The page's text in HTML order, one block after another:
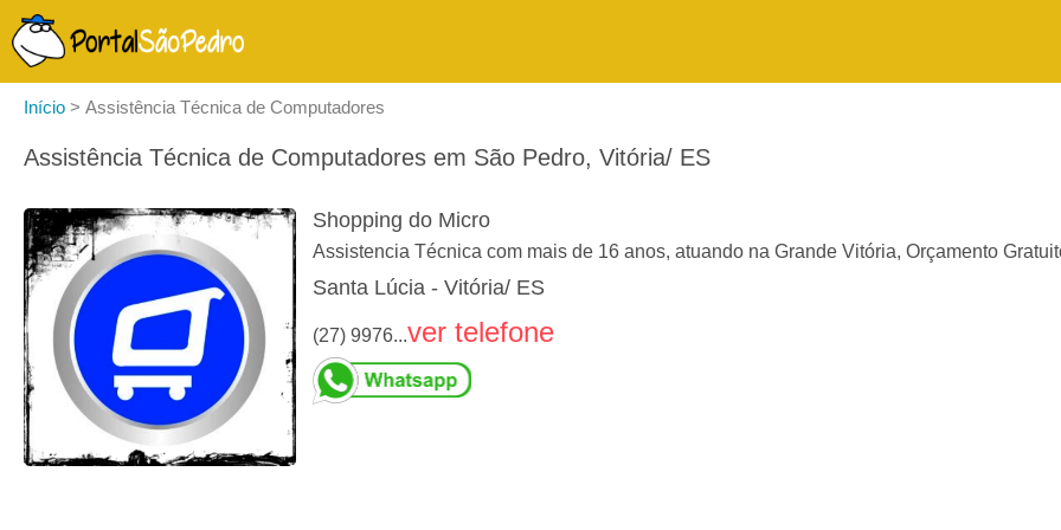
Início > Assistência Técnica de Computadores
Assistência Técnica de Computadores em São Pedro, Vitória/ ES
Shopping do Micro
Assistencia Técnica com mais de 16 anos, atuando na Grande Vitória, Orçamento
Santa Lúcia - Vitória/ ES
(27) 9976...ver telefone